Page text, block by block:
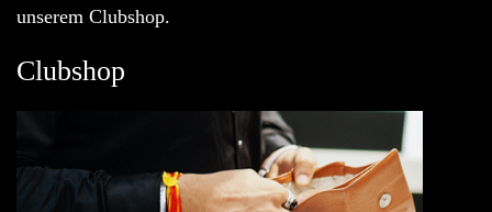
unserem Clubshop.
Clubshop